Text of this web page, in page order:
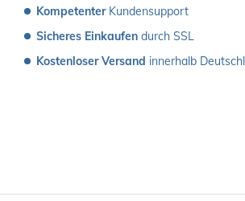
Kompetenter Kundensupport
Sicheres Einkaufen durch SSL
Kostenloser Versand innerhalb